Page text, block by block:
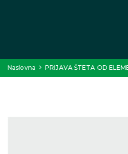
Naslovna PRIJAVA ŠTETA OD